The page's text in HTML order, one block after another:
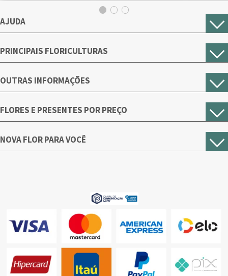
AJUDA
PRINCIPAIS FLORICULTURAS
OUTRAS INFORMAÇÕES
FLORES E PRESENTES POR PREÇO
NOVA FLOR PARA VOCÊ